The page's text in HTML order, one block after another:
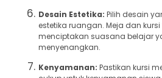
Desain Estetika: Pilih desain
estetika ruangan. Meja dan
menciptakan suasana belajar
menyenangkan.
Kenyamanan: Pastikan kursi